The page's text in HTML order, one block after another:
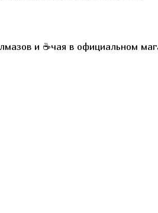
и ☕чая в официальном